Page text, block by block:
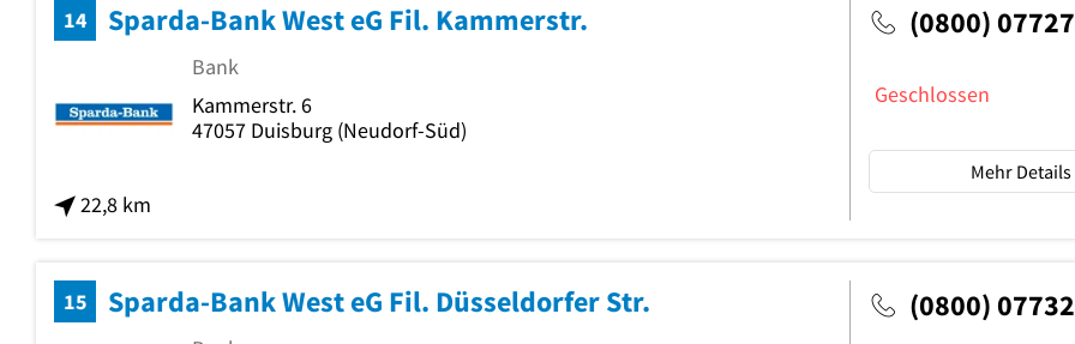
14 Sparda-Bank West eG Fil. Kammerstr.
22,8 km
Bank
Kammerstr. 6
47057 Duisburg (Neudorf-Süd)
(0800)
Geschlossen
Mehr Details
15 Sparda-Bank West eG Fil. Düsseldorfer Str. (0800)